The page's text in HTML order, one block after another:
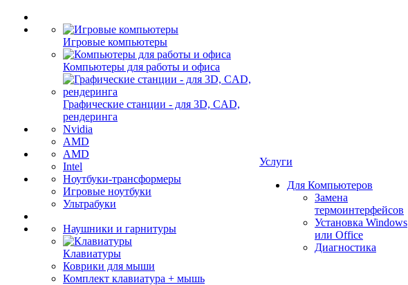
Игровые компьютеры
Компьютеры для работы и офиса
Графические станции - для 3D, CAD,
рендеринга
Nvidia
AMD
AMD
Intel
Ноутбуки-трансформеры
Игровые ноутбуки
Ультрабуки
Наушники и гарнитуры
Клавиатуры
Коврики для мыши
Комплект клавиатура + мышь
Услуги
Для Компьютеров
Замена
термоинтерфейсов
Установка Windows
или Office
Диагностика